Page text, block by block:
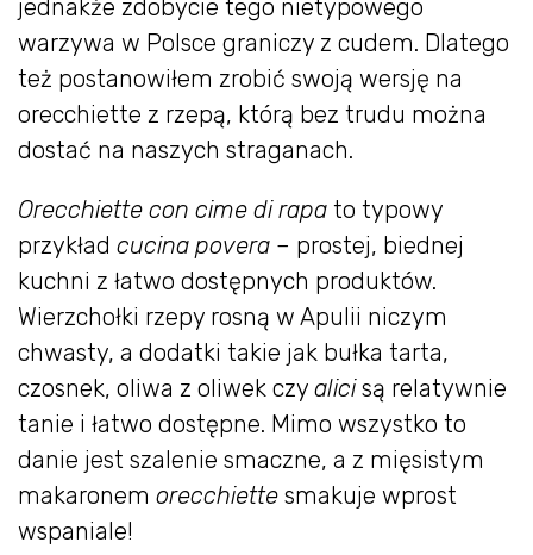
jednakże zdobycie tego nietypowego
warzywa w Polsce graniczy z cudem. Dlatego
też postanowiłem zrobić swoją wersję na
orecchiette z rzepą, którą bez trudu można
dostać na naszych straganach.
Orecchiette con cime di rapa to typowy
przykład cucina povera – prostej, biednej
kuchni z łatwo dostępnych produktów.
Wierzchołki rzepy rosną w Apulii niczym
chwasty, a dodatki takie jak bułka tarta,
czosnek, oliwa z oliwek czy alicisą relatywnie
tanie i łatwo dostępne. Mimo wszystko to
danie jest szalenie smaczne, a z mięsistym
makaronem orecchiette smakuje wprost
wspaniale!